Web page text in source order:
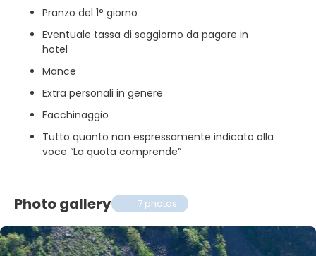
Pranzo del 1° giorno
Eventuale tassa di soggiorno da pagare in
hotel
Mance
Extra personali in genere
Facchinaggio
Tutto quanto non espressamente indicato alla
voce “La quota comprende”
Photo gallery 7 photos